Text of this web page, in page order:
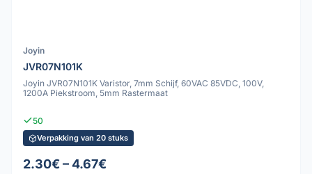
Joyin
JVR07N101K
Joyin JVR07N101K Varistor, 7mm Schijf, 60VAC 85VDC, 100V,
1200A Piekstroom, 5mm Rastermaat
50
Verpakking van 20 stuks
2.30€ – 4.67€